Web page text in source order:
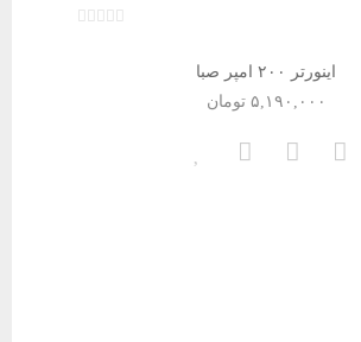
اینورتر ۲۰۰ امپر صبا
تومان۵,۱۹۰,۰۰۰